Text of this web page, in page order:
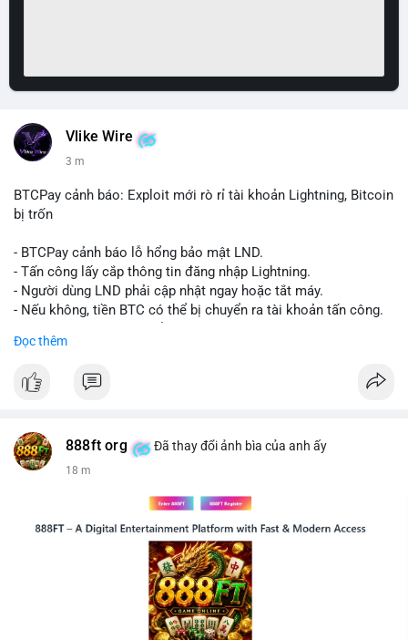
Vlike Wire
3 m
BTCPay cảnh báo: Exploit mới rò rỉ tài khoản Lightning, Bitcoin
bị trốn
- BTCPay cảnh báo lỗ hổng bảo mật LND.
- Tấn công lấy cắp thông tin đăng nhập Lightning.
- Người dùng LND phải cập nhật ngay hoặc tắt máy.
- Nếu không, tiền BTC có thể bị chuyển ra tài khoản tấn công.
#vlikevn #titanbot
Đọc thêm
888ft org Đã thay đổi ảnh bìa của anh ấy
18 m